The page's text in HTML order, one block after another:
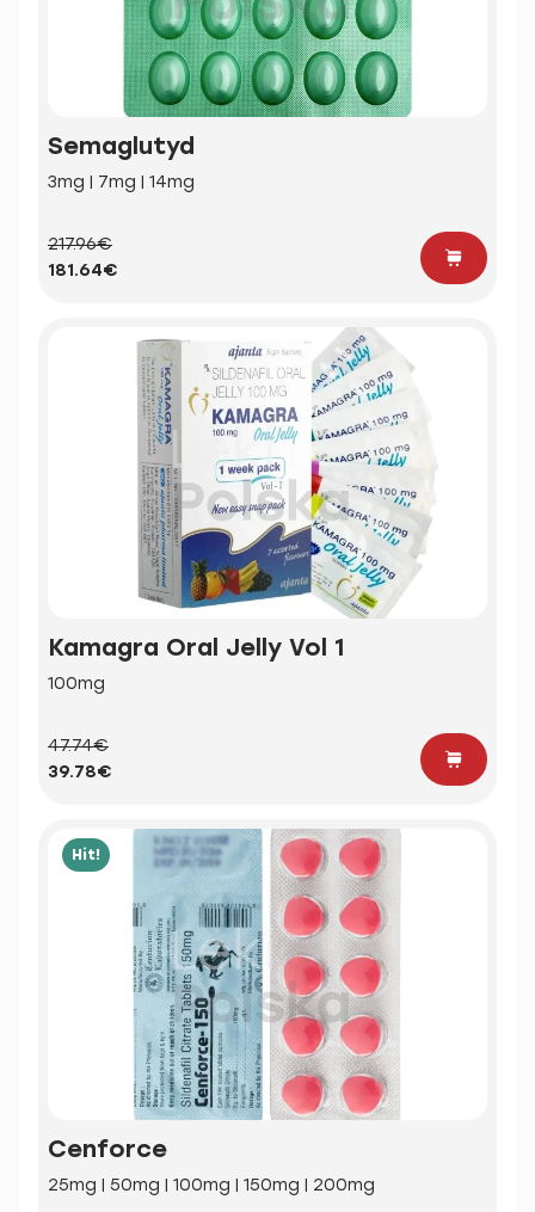
Semaglutyd
3mg | 7mg | 14mg
217.96€
181.64€
Kamagra Oral Jelly Vol 1
100mg
47.74€
39.78€
Hit!
Cenforce
25mg | 50mg | 100mg | 150mg | 200mg